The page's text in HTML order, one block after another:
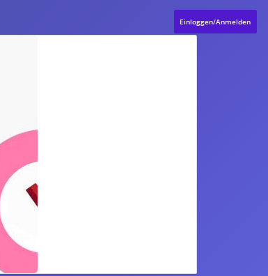
Einloggen/Anmelden